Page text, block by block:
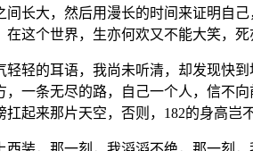
长大，然后用漫长的时间来证明自
这个世界，生亦何欢又不能大笑，
轻的耳语，我尚未听清，却发现快
一条无尽的路，自己一个人，信不
起来那片天空，否则，182的身高岂